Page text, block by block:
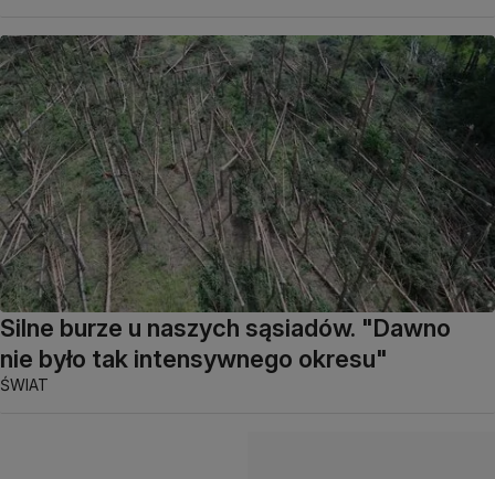
Silne burze u naszych sąsiadów. "Dawno
nie było tak intensywnego okresu"
ŚWIAT